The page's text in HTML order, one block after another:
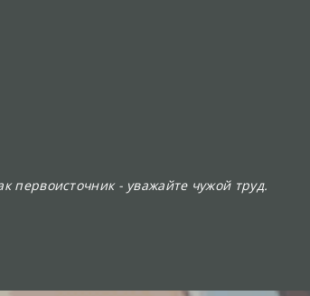
первоисточник - уважайте чужой труд.